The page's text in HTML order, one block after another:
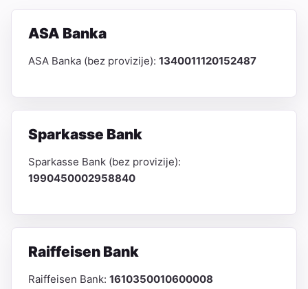
ASA Banka
ASA Banka (bez provizije): 1340011120152487
Sparkasse Bank
Sparkasse Bank (bez provizije):
1990450002958840
Raiffeisen Bank
Raiffeisen Bank: 1610350010600008